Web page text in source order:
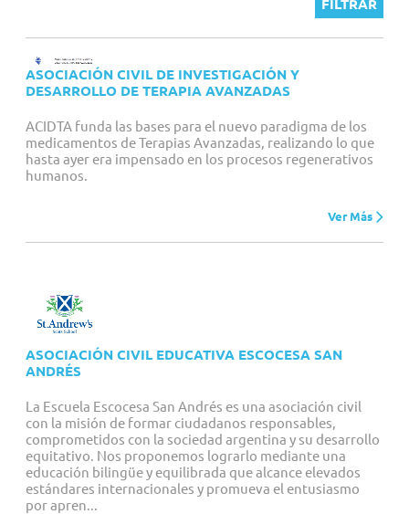
ASOCIACIÓN CIVIL DE INVESTIGACIÓN Y
DESARROLLO DE TERAPIA AVANZADAS
ACIDTA funda las bases para el nuevo paradigma de los
medicamentos de Terapias Avanzadas, realizando lo que
hasta ayer era impensado en los procesos regenerativos
humanos.
Ver Más
ASOCIACIÓN CIVIL EDUCATIVA ESCOCESA SAN
ANDRÉS
La Escuela Escocesa San Andrés es una asociación civil
con la misión de formar ciudadanos responsables,
comprometidos con la sociedad argentina y su desarrollo
equitativo. Nos proponemos lograrlo mediante una
educación bilingüe y equilibrada que alcance elevados
estándares internacionales y promueva el entusiasmo
por apren...